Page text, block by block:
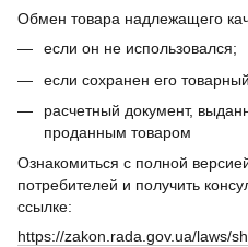
Обмен товара надлежащего
если он не использовался;
если сохранен его
расчетный документ,
проданным товаром
Ознакомиться с полной
потребителей и получить
ссылке:
https://zakon.rada.gov.ua/laws/